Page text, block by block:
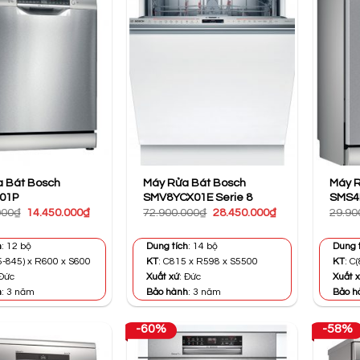
Bát Bosch
₫ Giá
25.800.000₫.
14.450.000₫Giá
14.450.000₫.
: 12 bộ
845) x R600 x S600
: 3 năm
Máy Rửa Bát Bosch
SMV8YCX01E Serie 8
72.900.000₫ Giá
72.900.000₫.
28.450.000₫Giá
28.450.000₫.
Dung tích: 14 bộ
KT: C815 x R598 x S5500
Xuất xứ: Đức
Bảo hành: 3 năm
Máy
Dung
KT:
Xuất
Bảo
-60% -58%